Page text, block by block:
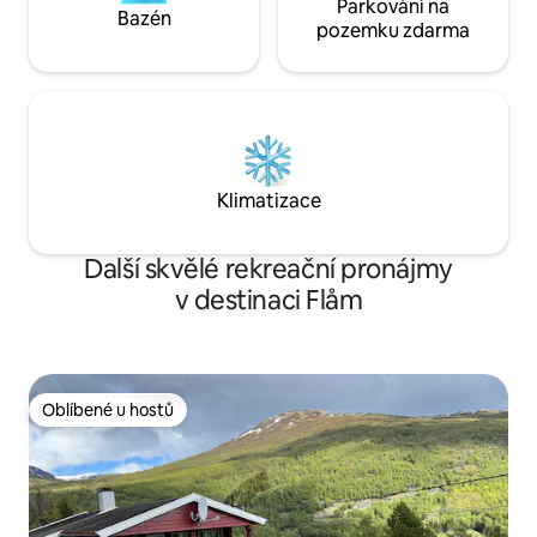
Bazén
Parkování na
pozemku zdarma
Klimatizace
Další skvělé rekreační pronájmy
v destinaci Flåm
Oblíbené u hostů
Oblíbené u hostů